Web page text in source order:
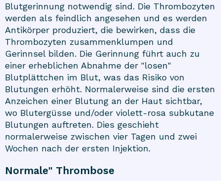
Blutgerinnung notwendig sind. Die Thrombozyten
werden als feindlich angesehen und es werden
Antikörper produziert, die bewirken, dass die
Thrombozyten zusammenklumpen und
Gerinnsel bilden. Die Gerinnung führt auch zu
einer erheblichen Abnahme der "losen"
Blutplättchen im Blut, was das Risiko von
Blutungen erhöht. Normalerweise sind die ersten
Anzeichen einer Blutung an der Haut sichtbar,
wo Blutergüsse und/oder violett-rosa subkutane
Blutungen auftreten. Dies geschieht
normalerweise zwischen vier Tagen und zwei
Wochen nach der ersten Injektion.
Normale" Thrombose